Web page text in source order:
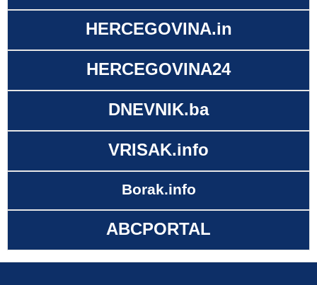
HERCEGOVINA.in
HERCEGOVINA24
DNEVNIK.ba
VRISAK.info
Borak.info
ABCPORTAL